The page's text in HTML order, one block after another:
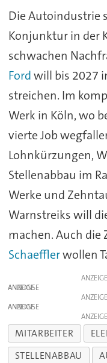
Die Autoindustrie
Konjunktur in der
schwachen
Fordwill bis 2027
streichen. Im
Werk in Köln, wo
vierte Job
Lohnkürzungen,
Stellenabbau im
Werke und
Warnstreiks will
machen. Auch die
Schaefflerwollen
ANZEIGE
ANZEIGE
ANZEIGE
ANZEIGE
ANZEIGE
MITARBEITER
STELLENABBAU